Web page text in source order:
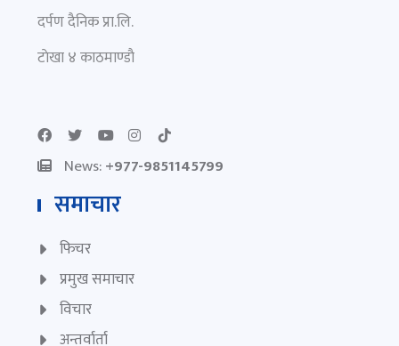
दर्पण दैनिक प्रा.लि.
टाेखा ४ काठमाण्डाै
News:+977-9851145799
समाचार
फिचर
प्रमुख समाचार
विचार
अन्तर्वार्ता